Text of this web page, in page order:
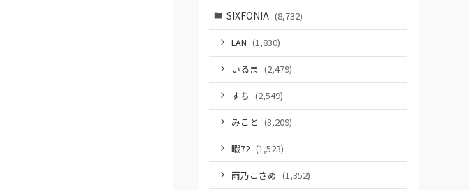
SIXFONIA (8,732)
LAN (1,830)
いるま (2,479)
すち (2,549)
みこと (3,209)
暇72 (1,523)
雨乃こさめ (1,352)